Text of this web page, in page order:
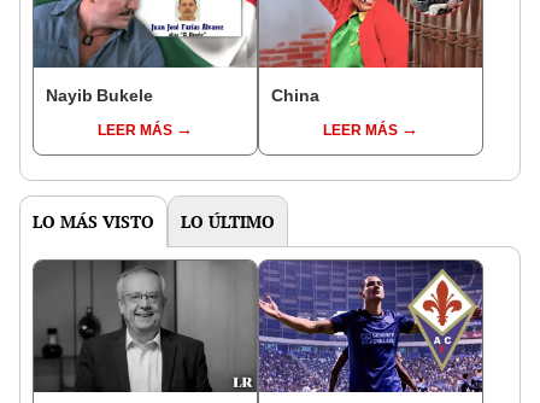
Nayib Bukele
LEER MÁS
China
LEER MÁS
LO MÁS VISTO LO ÚLTIMO